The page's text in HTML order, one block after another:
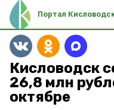
Портал
Кисловодск
26,8 млн
октябре